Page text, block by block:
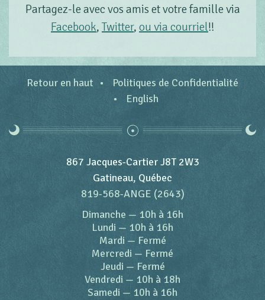
Partagez-le avec vos amis et votre famille via
Facebook, Twitter, ou via courriel!!
Retour en haut
Politiques de Confidentialité
English
867 Jacques-Cartier J8T 2W3
Gatineau, Québec
819-568-ANGE (2643)
Dimanche — 10h à 16h
Lundi — 10h à 16h
Mardi — Fermé
Mercredi — Fermé
Jeudi — Fermé
Vendredi — 10h à 18h
Samedi — 10h à 16h